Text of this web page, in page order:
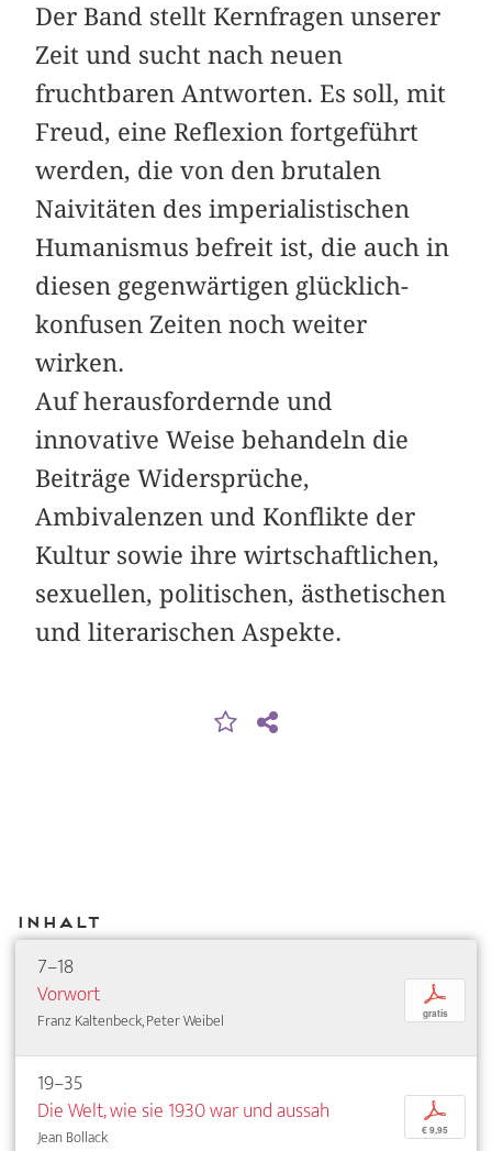
Der Band stellt Kernfragen unserer
Zeit und sucht nach neuen
fruchtbaren Antworten. Es soll, mit
Freud, eine Reflexion fortgeführt
werden, die von den brutalen
Naivitäten des imperialistischen
Humanismus befreit ist, die auch in
diesen gegenwärtigen glücklich-
konfusen Zeiten noch weiter
wirken.
Auf herausfordernde und
innovative Weise behandeln die
Beiträge Widersprüche,
Ambivalenzen und Konflikte der
Kultur sowie ihre wirtschaftlichen,
sexuellen, politischen, ästhetischen
und literarischen Aspekte.
Inhalt
7–18
Vorwort
Franz Kaltenbeck, Peter Weibel
p
gratis
19–35
Die Welt, wie sie 1930 war und aussah
Jean Bollack
p
€ 9,95